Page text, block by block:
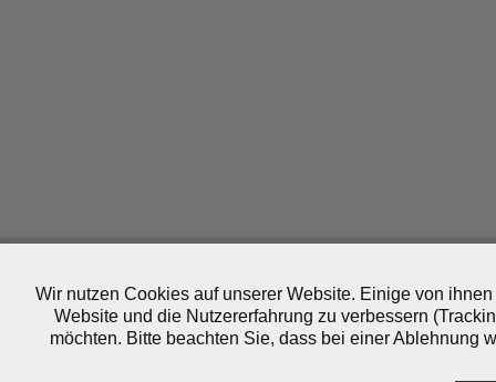
Wir nutzen Cookies auf unserer Website. Einige von
Website und die Nutzererfahrung zu verbessern
möchten. Bitte beachten Sie, dass bei einer Ablehnung